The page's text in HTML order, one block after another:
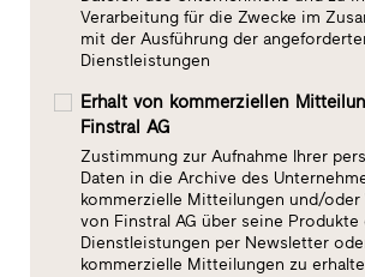
Verarbeitung für die Zwecke im
mit der Ausführung der
Dienstleistungen
Erhalt von kommerziellen
Finstral AG
Zustimmung zur Aufnahme Ihrer
Daten in die Archive des
kommerzielle Mitteilungen und/oder
von Finstral AG über seine Produkte
Dienstleistungen per Newsletter
kommerzielle Mitteilungen zu